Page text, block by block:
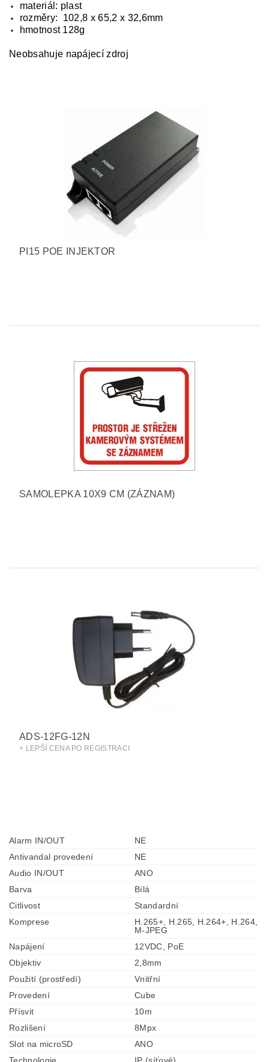
materiál: plast
rozměry: 102,8 x 65,2 x 32,6mm
hmotnost 128g
Neobsahuje napájecí zdroj
PI15 POE INJEKTOR
SAMOLEPKA 10X9 CM (ZÁZNAM)
ADS-12FG-12N
+ LEPŠÍ CENA PO REGISTRACI
Alarm IN/OUT
NE
Antivandal provedení
NE
Audio IN/OUT
ANO
Barva
Bílá
Citlivost
Standardní
Komprese
H.265+, H.265, H.264+, H.264,
M-JPEG
Napájení
12VDC, PoE
Objektiv
2,8mm
Použití (prostředí)
Vnitřní
Provedení
Cube
Přísvit
10m
Rozlišení
8Mpx
Slot na microSD
ANO